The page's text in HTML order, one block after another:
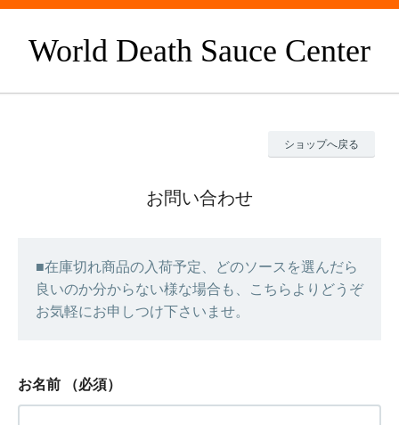
World Death Sauce Center
ショップへ戻る
お問い合わせ
■在庫切れ商品の入荷予定、どのソースを選んだら
良いのか分からない様な場合も、こちらよりどうぞ
お気軽にお申しつけ下さいませ。
お名前 （必須）